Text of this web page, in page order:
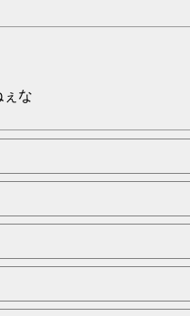
な